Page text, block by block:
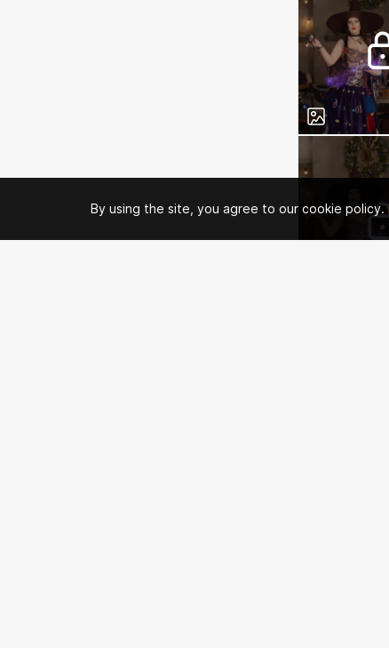
By using the site, you agree to our cookie policy.